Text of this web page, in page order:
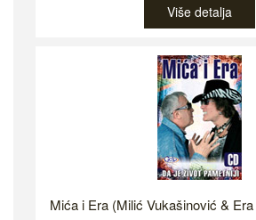
Više detalja
Mića i Era (Milić Vukašinović &